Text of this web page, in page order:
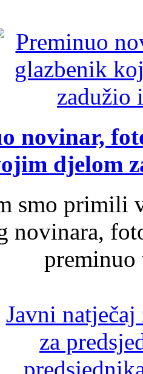
novinar,
djelom
smo primili
novinara,